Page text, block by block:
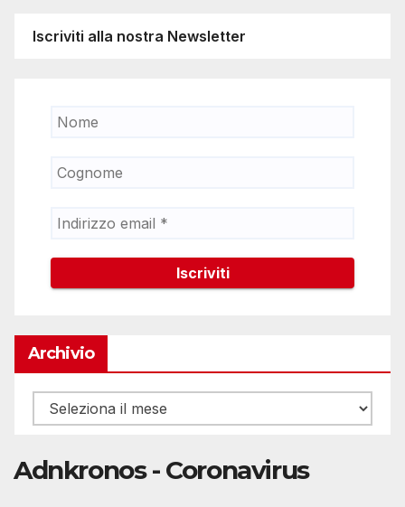
Iscriviti alla nostra Newsletter
Archivio
Archivio
Adnkronos - Coronavirus